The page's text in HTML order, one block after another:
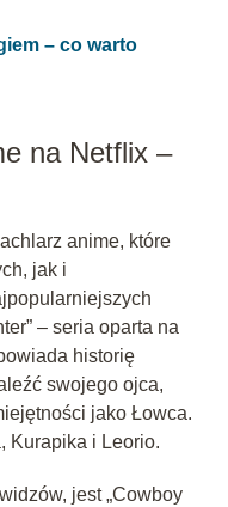
– co warto
na Netflix –
anime, które
jak i
– seria oparta na
historię
swojego ojca,
jako Łowca.
Kurapika i Leorio.
jest „Cowboy